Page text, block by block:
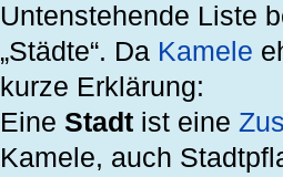
Untenstehende Liste
„Städte“. Da Kamele
kurze Erklärung:
EineStadt ist eine
Kamele, auch